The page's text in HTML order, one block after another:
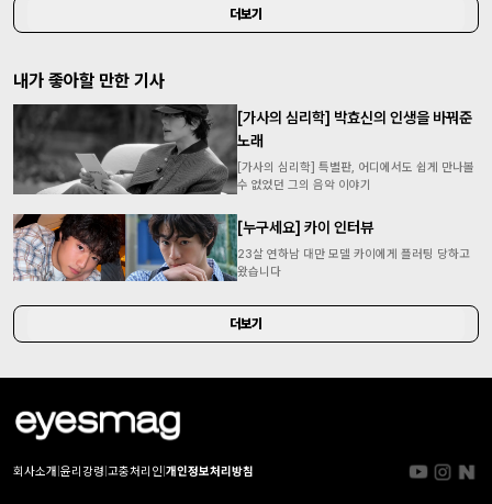
더보기
내가 좋아할 만한 기사
[가사의 심리학] 박효신의 인생을 바꿔준
노래
[가사의 심리학] 특별판, 어디에서도 쉽게 만나볼
수 없었던 그의 음악 이야기
[누구세요] 카이 인터뷰
23살 연하남 대만 모델 카이에게 플러팅 당하고
왔습니다
더보기
회사소개 윤리강령 고충처리인 개인정보처리방침